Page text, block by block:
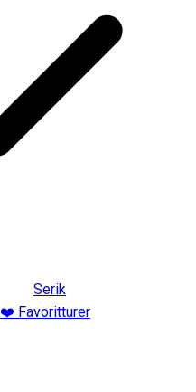
Serik
❤️ Favoritturer